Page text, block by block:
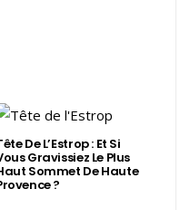
De L’Estrop : Et Si
Gravissiez Le Plus
Sommet De Haute
?